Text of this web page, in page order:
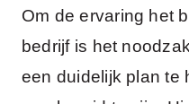
Om de ervaring het
bedrijf is het
een duidelijk plan te